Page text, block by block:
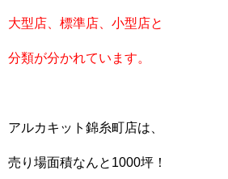
大型店、標準店、小型店と
分類が分かれています。
アルカキット錦糸町店は、
売り場面積なんと1000坪！